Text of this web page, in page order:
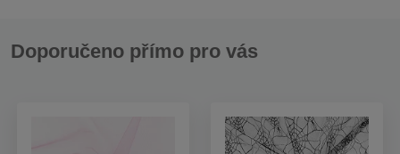
Doporučeno přímo pro vás